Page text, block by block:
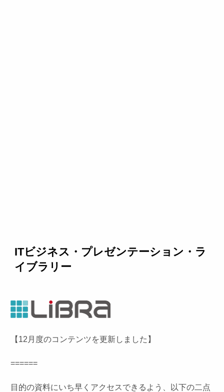
ITビジネス・プレゼンテーション・ラ
イブラリー
【12月度のコンテンツを更新しました】
======
目的の資料にいち早くアクセスできるよう、以下の二点